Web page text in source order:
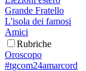
Grande Fratello
L'isola dei famosi
Amici
Rubriche
Oroscopo
#tgcom24amarcord